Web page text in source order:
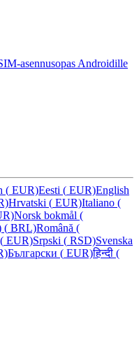
asennusopas Androidille
( EUR)Eesti ( EUR)English
Hrvatski ( EUR)Italiano (
Norsk bokmål (
( BRL)Română (
( EUR)Srpski ( RSD)Svenska
Български ( EUR)हिन्दी (